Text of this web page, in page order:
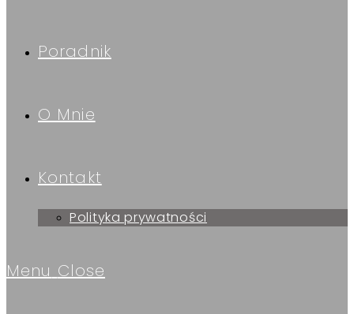
Poradnik
O Mnie
Kontakt
Polityka prywatności
Menu Close